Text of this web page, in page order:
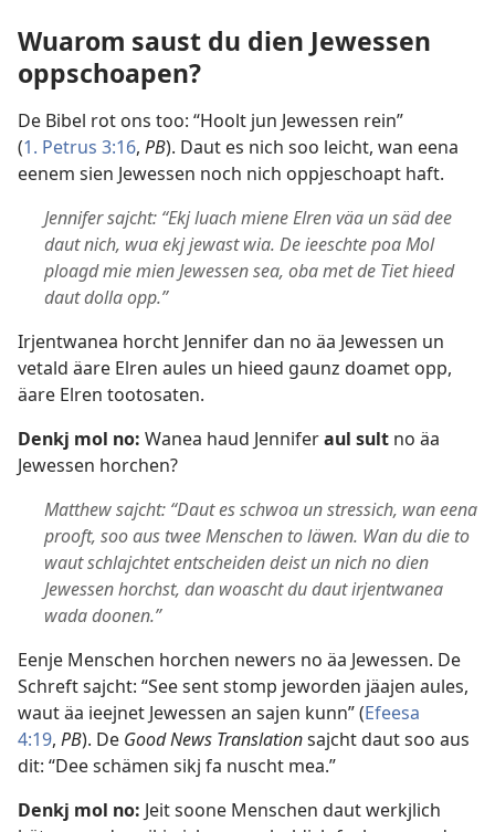
Wuarom saust du dien Jewessen
oppschoapen?
De Bibel rot ons too: “Hoolt jun Jewessen rein”
(1. Petrus 3:16, PB). Daut es nich soo leicht, wan eena
eenem sien Jewessen noch nich oppjeschoapt haft.
Jennifer sajcht: “Ekj luach miene Elren väa un säd dee
daut nich, wua ekj jewast wia. De ieeschte poa Mol
ploagd mie mien Jewessen sea, oba met de Tiet hieed
daut dolla opp.”
Irjentwanea horcht Jennifer dan no äa Jewessen un
vetald äare Elren aules un hieed gaunz doamet opp,
äare Elren tootosaten.
Denkj mol no: Wanea haud Jenniferaul sult no äa
Jewessen horchen?
Matthew sajcht: “Daut es schwoa un stressich, wan eena
prooft, soo aus twee Menschen to läwen. Wan du die to
waut schlajchtet entscheiden deist un nich no dien
Jewessen horchst, dan woascht du daut irjentwanea
wada doonen.”
Eenje Menschen horchen newers no äa Jewessen. De
Schreft sajcht: “See sent stomp jeworden jäajen aules,
waut äa ieejnet Jewessen an sajen kunn” (Efeesa
4:19, PB). De Good News Translationsajcht daut soo aus
dit: “Dee schämen sikj fa nuscht mea.”
Denkj mol no: Jeit soone Menschen daut werkjlich